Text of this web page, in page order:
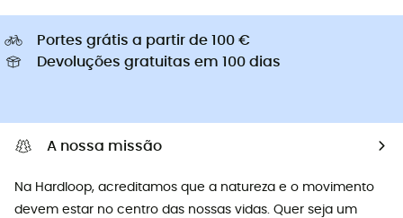
Portes grátis a partir de 100 €
Devoluções gratuitas em 100 dias
A nossa missão
Na Hardloop, acreditamos que a natureza e o movimento
devem estar no centro das nossas vidas. Quer seja um